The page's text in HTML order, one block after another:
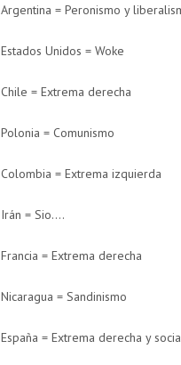
Argentina = Peronismo y
Estados Unidos = Woke
Chile = Extrema derecha
Polonia = Comunismo
Colombia = Extrema izquierda
Irán = Sio….
Francia = Extrema derecha
Nicaragua = Sandinismo
España = Extrema derecha y